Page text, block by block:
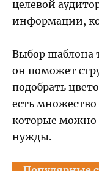
целевой
информации,
Выбор шаблона
он поможет
подобрать
есть
которые можно
нужды.